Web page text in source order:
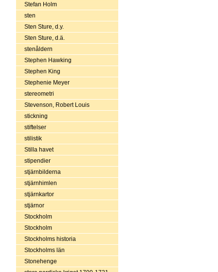
Stefan Holm
sten
Sten Sture, d.y.
Sten Sture, d.ä.
stenåldern
Stephen Hawking
Stephen King
Stephenie Meyer
stereometri
Stevenson, Robert Louis
stickning
stiftelser
stilistik
Stilla havet
stipendier
stjärnbilderna
stjärnhimlen
stjärnkartor
stjärnor
Stockholm
Stockholm
Stockholms historia
Stockholms län
Stonehenge